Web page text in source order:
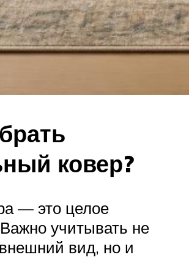
ковер?
— это целое
учитывать не
вид, но и